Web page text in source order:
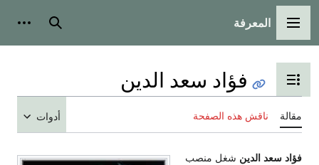
القائمة الرئيسية
المعرفة بحث
تبديل عرض جدول المحتويات
فؤاد سعد الدين
مقالة ناقش هذه الصفحة أدوات
فؤاد سعد الدين شغل منصب